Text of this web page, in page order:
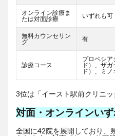
オンライン診療ま
たは対面診療
いずれも可
無料カウンセリン
グ
有
診療コース
プロペシア
ド）、ザ
ド）、ミ
3位は「イースト駅前クリニッ
対面・オンラインい
全国に42院を展開しており、